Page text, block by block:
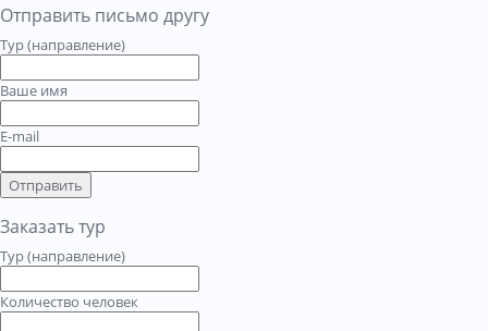
Отправить письмо другу
Тур (направление)
Ваше имя
E-mail
Отправить
Заказать тур
Тур (направление)
Количество человек